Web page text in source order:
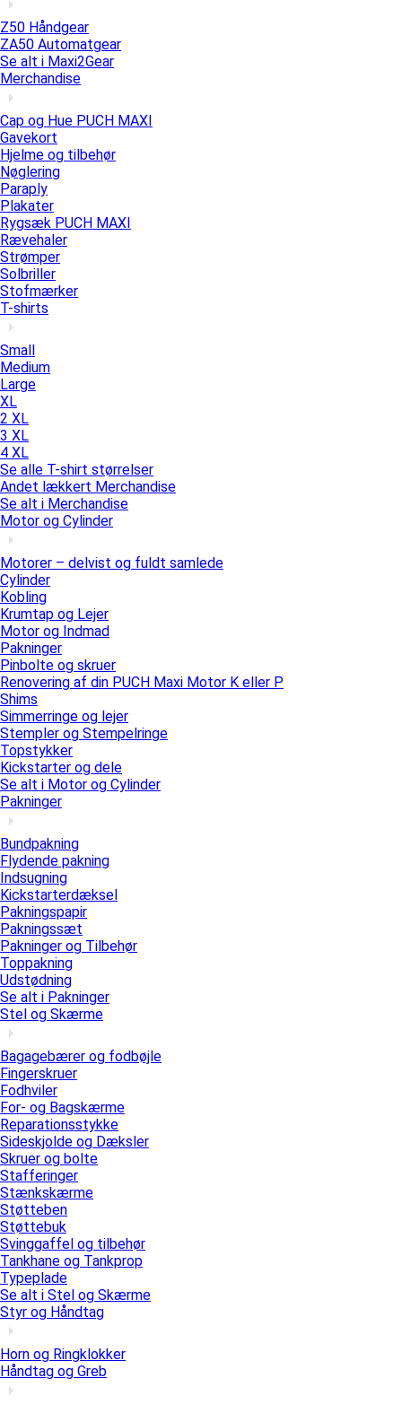
Z50 Håndgear
ZA50 Automatgear
Se alt i Maxi2Gear
Merchandise
Cap og Hue PUCH MAXI
Gavekort
Hjelme og tilbehør
Nøglering
Paraply
Plakater
Rygsæk PUCH MAXI
Rævehaler
Strømper
Solbriller
Stofmærker
T-shirts
Small
Medium
Large
XL
2 XL
3 XL
4 XL
Se alle T-shirt størrelser
Andet lækkert Merchandise
Se alt i Merchandise
Motor og Cylinder
Motorer – delvist og fuldt samlede
Cylinder
Kobling
Krumtap og Lejer
Motor og Indmad
Pakninger
Pinbolte og skruer
Renovering af din PUCH Maxi Motor K eller P
Shims
Simmerringe og lejer
Stempler og Stempelringe
Topstykker
Kickstarter og dele
Se alt i Motor og Cylinder
Pakninger
Bundpakning
Flydende pakning
Indsugning
Kickstarterdæksel
Pakningspapir
Pakningssæt
Pakninger og Tilbehør
Toppakning
Udstødning
Se alt i Pakninger
Stel og Skærme
Bagagebærer og fodbøjle
Fingerskruer
Fodhviler
For- og Bagskærme
Reparationsstykke
Sideskjolde og Dæksler
Skruer og bolte
Stafferinger
Stænkskærme
Støtteben
Støttebuk
Svinggaffel og tilbehør
Tankhane og Tankprop
Typeplade
Se alt i Stel og Skærme
Styr og Håndtag
Horn og Ringklokker
Håndtag og Greb